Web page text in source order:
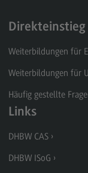
Direkteinstieg
Weiterbildungen für
Weiterbildungen für
Häufig gestellte
Links
DHBW CAS
DHBW ISoG